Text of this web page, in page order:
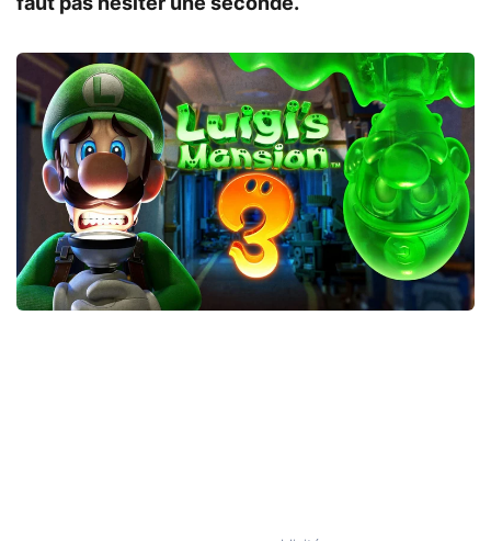
faut pas hésiter une seconde.